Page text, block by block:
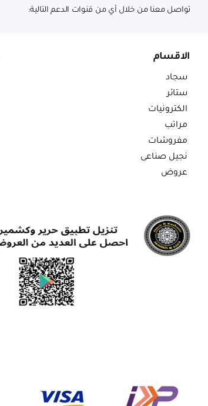
تواصل معنا من خلال أي من قنوات الدعم التالية:
الاقسام
سجاد
ستائر
الكترونيات
مراتب
مفروشات
نجيل صناعى
عروض